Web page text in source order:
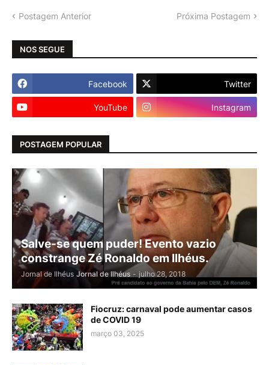
Postagem Anterior Próxima Postagem
NOS SEGUE
Facebook Twitter
YouTube Instagram
POSTAGEM POPULAR
Salve-se quem puder! Evento vazio
constrange Zé Ronaldo em Ilhéus.
Jornal de Ilhéus Jornal de Ilhéus - julho 28, 2018
Fiocruz: carnaval pode aumentar casos
de COVID 19
março 03, 2025